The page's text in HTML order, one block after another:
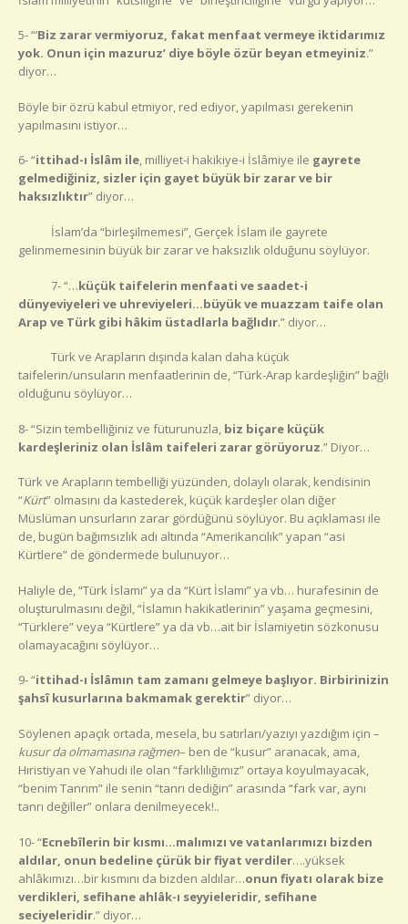
5- “‘Biz zarar vermiyoruz, fakat menfaat vermeye iktidarımız
yok. Onun için mazuruz’ diye böyle özür beyan etmeyiniz.”
diyor…
Böyle bir özrü kabul etmiyor, red ediyor, yapılması gerekenin
yapılmasını istiyor…
6- “ittihad-ı İslâm ile, milliyet-i hakikiye-i İslâmiye ile gayrete
gelmediğiniz, sizler için gayet büyük bir zarar ve bir
haksızlıktır” diyor…
İslam’da “birleşilmemesi”, Gerçek İslam ile gayrete
gelinmemesinin büyük bir zarar ve haksızlık olduğunu söylüyor.
7- “…küçük taifelerin menfaati ve saadet-i
dünyeviyeleri ve uhreviyeleri…büyük ve muazzam taife olan
Arap ve Türk gibi hâkim üstadlarla bağlıdır.” diyor…
Türk ve Arapların dışında kalan daha küçük
taifelerin/unsuların menfaatlerinin de, “Türk-Arap kardeşliğin” bağlı
olduğunu söylüyor…
8- “Sizin tembelliğiniz ve füturunuzla, biz biçare küçük
kardeşleriniz olan İslâm taifeleri zarar görüyoruz.” Diyor…
Türk ve Arapların tembelliği yüzünden, dolaylı olarak, kendisinin
“Kürt” olmasını da kastederek, küçük kardeşler olan diğer
Müslüman unsurların zarar gördüğünü söylüyor. Bu açıklaması ile
de, bugün bağımsızlık adı altında “Amerikancılık” yapan “asi
Kürtlere” de göndermede bulunuyor…
Haliyle de, “Türk İslamı” ya da “Kürt İslamı” ya vb… hurafesinin de
oluşturulmasını değil, “İslamın hakikatlerinin” yaşama geçmesini,
“Türklere” veya “Kürtlere” ya da vb…ait bir İslamiyetin sözkonusu
olamayacağını söylüyor…
9- “ittihad-ı İslâmın tam zamanı gelmeye başlıyor. Birbirinizin
şahsî kusurlarına bakmamak gerektir” diyor…
Söylenen apaçık ortada, mesela, bu satırları/yazıyı yazdığım için –
kusur da olmamasına rağmen– ben de “kusur” aranacak, ama,
Hıristiyan ve Yahudi ile olan “farklılığımız” ortaya koyulmayacak,
“benim Tanrım” ile senin “tanrı dediğin” arasında “fark var, aynı
tanrı değiller” onlara denilmeyecek!..
10- “Ecnebîlerin bir kısmı…malımızı ve vatanlarımızı bizden
aldılar, onun bedeline çürük bir fiyat verdiler….yüksek
ahlâkımızı…bir kısmını da bizden aldılar…onun fiyatı olarak bize
verdikleri, sefihane ahlâk-ı seyyieleridir, sefihane
seciyeleridir.” diyor…